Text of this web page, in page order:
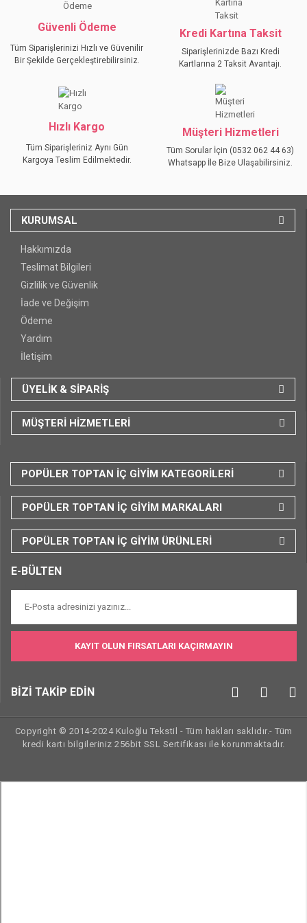
Bu ürüne benzer farklı alternatifler olmalı.
Güvenli Ödeme
Tüm Siparişlerinizi Hızlı ve Güvenilir
Bir Şekilde Gerçekleştirebilirsiniz.
Kredi Kartına Taksit
Siparişlerinizde Bazı Kredi
Kartlarına 2 Taksit Avantajı.
Hızlı Kargo
Tüm Siparişleriniz Aynı Gün
Kargoya Teslim Edilmektedir.
Müşteri Hizmetleri
Tüm Sorular İçin (0532 062 44 63)
Whatsapp İle Bize Ulaşabilirsiniz.
KURUMSAL
Hakkımızda
Teslimat Bilgileri
Gizlilik ve Güvenlik
İade ve Değişim
Ödeme
Yardım
İletişim
ÜYELİK & SİPARİŞ
MÜŞTERİ HİZMETLERİ
POPÜLER TOPTAN İÇ GİYİM KATEGORİLERİ
POPÜLER TOPTAN İÇ GİYİM MARKALARI
POPÜLER TOPTAN İÇ GİYİM ÜRÜNLERİ
E-BÜLTEN
KAYIT OLUN FIRSATLARI KAÇIRMAYIN
BİZİ TAKİP EDİN
Copyright © 2014-2024 Kuloğlu Tekstil - Tüm hakları saklıdır.- Tüm
kredi kartı bilgileriniz 256bit SSL Sertifikası ile korunmaktadır.